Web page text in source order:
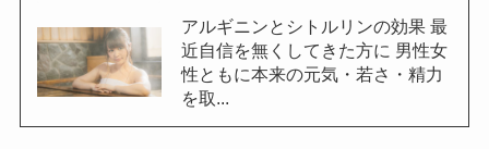
アルギニンとシトルリンの効果 最
近自信を無くしてきた方に 男性女
性ともに本来の元気・若さ・精力
を取...